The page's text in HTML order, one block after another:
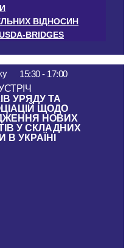
ВІДНОСИН
BRIDGES
УРЯДУ ТА
ЩОДО
НОВИХ
У СКЛАДНИХ
УКРАЇНІ
15:30 - 17:00